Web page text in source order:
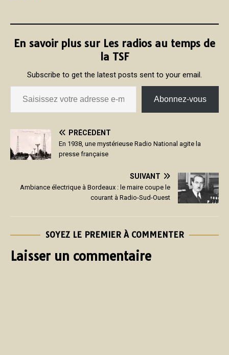
En savoir plus sur Les radios au temps de
la TSF
Subscribe to get the latest posts sent to your email.
Abonnez-vous
PRÉCÉDENT
En 1938, une mystérieuse Radio National agite la
presse française
SUIVANT
Ambiance électrique à Bordeaux : le maire coupe le
courant à Radio-Sud-Ouest
SOYEZ LE PREMIER À COMMENTER
Laisser un commentaire